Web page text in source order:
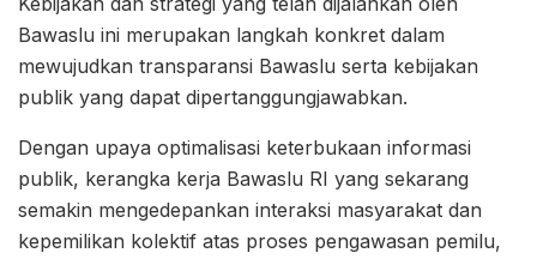
Bawaslu ini merupakan langkah konkret dalam
mewujudkan transparansi Bawaslu serta kebijakan
publik yang dapat dipertanggungjawabkan.
Dengan upaya optimalisasi keterbukaan informasi
publik, kerangka kerja Bawaslu RI yang sekarang
semakin mengedepankan interaksi masyarakat dan
kepemilikan kolektif atas proses pengawasan pemilu,